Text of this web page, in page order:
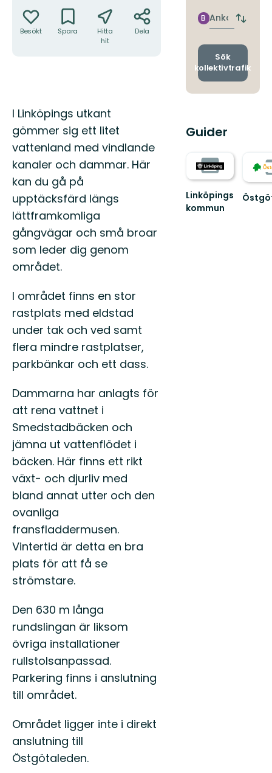
Besökt Spara
Hitta
hit
Dela
Beskrivning
I Linköpings utkant
gömmer sig ett litet
vattenland med vindlande
kanaler och dammar. Här
kan du gå på
upptäcksfärd längs
lättframkomliga
gångvägar och små broar
som leder dig genom
området.
I området finns en stor
rastplats med eldstad
under tak och ved samt
flera mindre rastplatser,
parkbänkar och ett dass.
Dammarna har anlagts för
att rena vattnet i
Smedstadbäcken och
jämna ut vattenflödet i
bäcken. Här finns ett rikt
växt- och djurliv med
bland annat utter och den
ovanliga
fransfladdermusen.
Vintertid är detta en bra
plats för att få se
strömstare.
Den 630 m långa
rundslingan är liksom
övriga installationer
rullstolsanpassad.
Parkering finns i anslutning
till området.
Området ligger inte i direkt
anslutning till
Östgötaleden.
Ankomst
B
Byt
och
Sök
kollektivtrafik
Guider
Linköpings
kommun